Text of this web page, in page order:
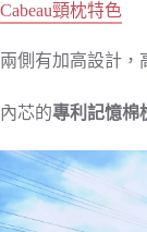
Cabeau頸枕特色
兩側有加高設計，
內芯的專利記憶棉